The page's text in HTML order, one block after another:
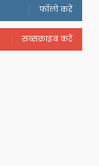
फॉलो करें
सब्सक्राइब करें